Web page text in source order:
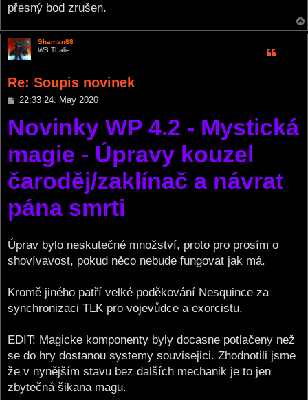
přesný bod zrušen.
Shaman88
WB Thalie
Re: Soupis novinek
P
s
t
22:33 24. May 2020
Novinky WP 4.2 - Mystická
magie - Úpravy kouzel
čaroděj/zaklínač a návrat
pána smrti
Úprav bylo neskutečné množství, proto pro prosím o
shovívavost, pokud něco nebude fungovat jak má.
Kromě jiného patří velké poděkování Nesquince za
synchronizaci TLK pro vojevůdce a exorcistu.
EDIT: Magicke komponenty byly docasne potlačeny než
se do hry dostanou systemy souvisejici. Zhodnotili jsme
že v nynějším stavu bez dalších mechanik je to jen
zbytečná šikana magu.